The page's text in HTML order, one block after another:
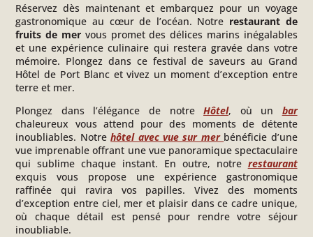
Réservez dès maintenant et embarquez pour un voyage
gastronomique au cœur de l’océan. Notre restaurant de
fruits de mervous promet des délices marins inégalables
et une expérience culinaire qui restera gravée dans votre
mémoire. Plongez dans ce festival de saveurs au Grand
Hôtel de Port Blanc et vivez un moment d’exception entre
terre et mer.
Plongez dans l’élégance de notreHôtel, où un bar
chaleureux vous attend pour des moments de détente
inoubliables. Notrehôtel avec vue sur mer bénéficie d’une
vue imprenable offrant une vue panoramique spectaculaire
qui sublime chaque instant. En outre, notre restaurant
exquis vous propose une expérience gastronomique
raffinée qui ravira vos papilles. Vivez des moments
d’exception entre ciel, mer et plaisir dans ce cadre unique,
où chaque détail est pensé pour rendre votre séjour
inoubliable.